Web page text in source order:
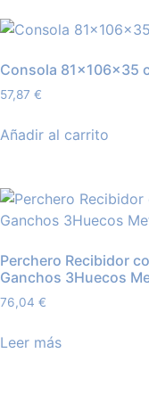
Consola 81×106×35
57,87 €
Añadir al carrito
Perchero Recibidor
Ganchos 3Huecos
76,04 €
Leer más